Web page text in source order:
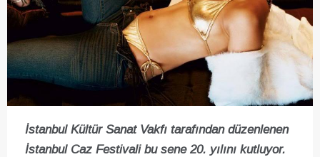
İstanbul Kültür Sanat Vakfı tarafından düzenlenen
İstanbul Caz Festivali bu sene 20. yılını kutluyor.